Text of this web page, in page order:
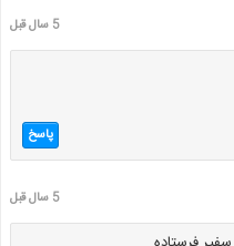
5 سال قبل
پاسخ
5 سال قبل